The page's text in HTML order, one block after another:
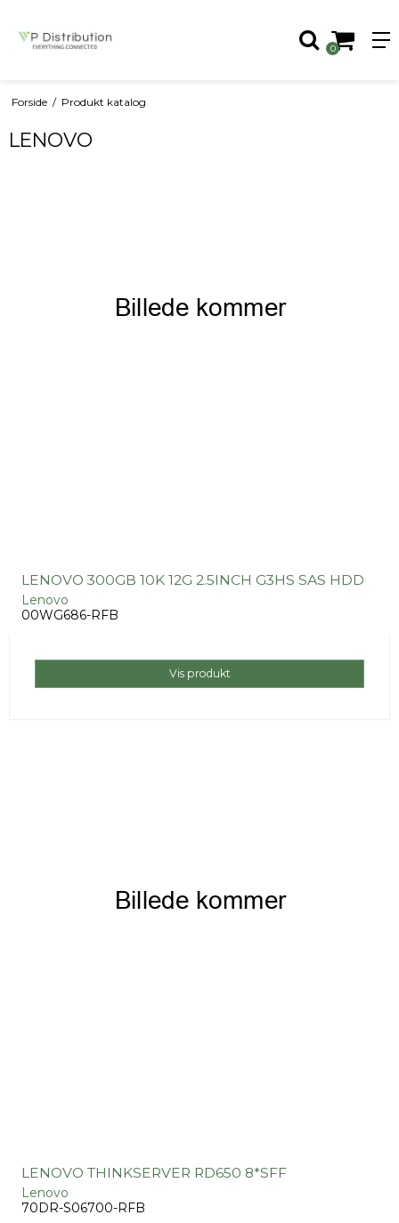
0
Forside / Produkt katalog
LENOVO
LENOVO 300GB 10K 12G 2.5INCH G3HS SAS HDD
Lenovo
00WG686-RFB
Vis produkt
LENOVO THINKSERVER RD650 8*SFF
Lenovo
70DR-S06700-RFB